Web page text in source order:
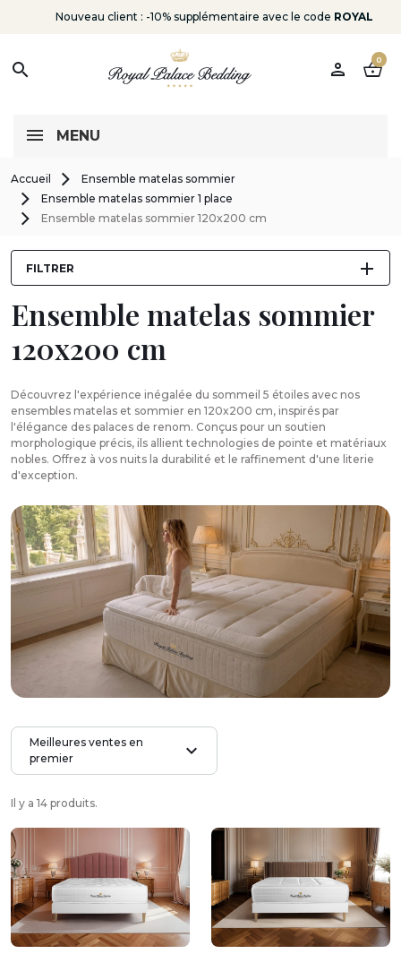
Nouveau client : -10% supplémentaire avec le codeROYAL
search person shopping_basket
0
MENU
Accueil
Ensemble matelas sommier
Ensemble matelas sommier 1 place
Ensemble matelas sommier 120x200 cm
FILTRER
Ensemble matelas sommier
120x200 cm
Découvrez l'expérience inégalée du sommeil 5 étoiles avec nos
ensembles matelas et sommier en 120x200 cm, inspirés par
l'élégance des palaces de renom. Conçus pour un soutien
morphologique précis, ils allient technologies de pointe et matériaux
nobles. Offrez à vos nuits la durabilité et le raffinement d'une literie
d'exception.
Il y a 14 produits.
Meilleures ventes en
premier
expand_more